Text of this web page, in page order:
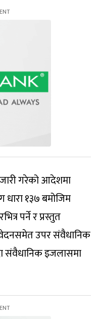
गरेको आदेशमा
१३७ बमोजिम
पर्ने र प्रस्तुत
उपर संवैधानिक
संवैधानिक इजलासमा